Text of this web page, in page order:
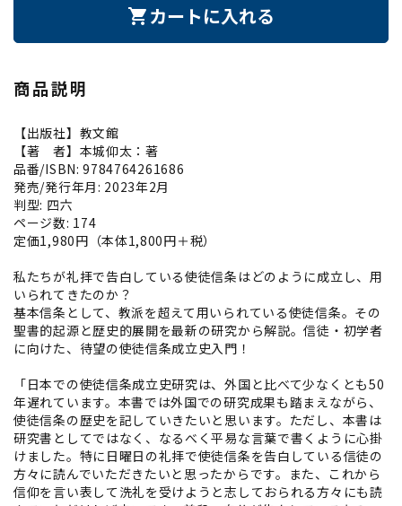
shopping_cart カートに入れる
商品説明
【出版社】教文館
【著 者】本城仰太：著
品番/ISBN: 9784764261686
発売/発行年月: 2023年2月
判型: 四六
ページ数: 174
定価1,980円（本体1,800円＋税）
私たちが礼拝で告白している使徒信条はどのように成立し、用
いられてきたのか？
基本信条として、教派を超えて用いられている使徒信条。その
聖書的起源と歴史的展開を最新の研究から解説。信徒・初学者
に向けた、待望の使徒信条成立史入門！
「日本での使徒信条成立史研究は、外国と比べて少なくとも50
年遅れています。本書では外国での研究成果も踏まえながら、
使徒信条の歴史を記していきたいと思います。ただし、本書は
研究書としてではなく、なるべく平易な言葉で書くように心掛
けました。特に日曜日の礼拝で使徒信条を告白している信徒の
方々に読んでいただきたいと思ったからです。また、これから
信仰を言い表して洗礼を受けようと志しておられる方々にも読